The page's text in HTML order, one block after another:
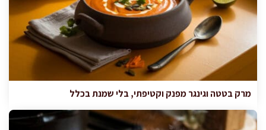
מרק בטטה וגינגר מפנק וקטיפתי, בלי שמנת בכלל